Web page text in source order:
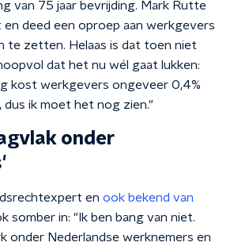
van 75 jaar bevrijding. Mark Rutte
deed een oproep aan werkgevers
te zetten. Helaas is dat toen niet
dat het nu wél gaat lukken:
kost werkgevers ongeveer 0,4%
dus ik moet het nog zien."
onder
en ook bekend van
somber in: "Ik ben bang van niet.
onder Nederlandse werknemers en